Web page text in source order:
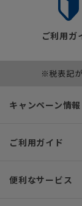
ご利用ガ
※税表記
キャンペーン情報
ご利用ガイド
便利なサービス